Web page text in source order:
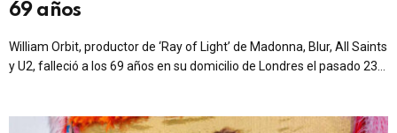
69 años
William Orbit, productor de ‘Ray of Light’ de Madonna, Blur, All Saints
y U2, falleció a los 69 años en su domicilio de Londres el pasado 23